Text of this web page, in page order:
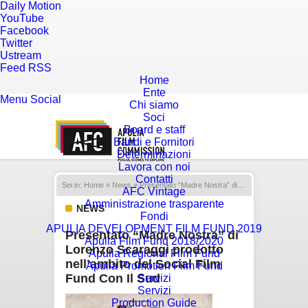
Daily Motion
YouTube
Facebook
Twitter
Ustream
Feed RSS
Home
Ente
Chi siamo
Soci
Board e staff
Bandi e Fornitori
Determinazioni
Lavora con noi
Contatti
AFC Vintage
Amministrazione trasparente
Fondi
APULIA DEVELOPMENT FILM FUND 2019
Apulia Film Fund 2018/2020
Apulia Regional Film Fund
Apulia Promotion Film Fund
Servizi
Servizi
Production Guide
Menu Social
Sei in: Home » News » Presentato “Madre Nostra” di Lorenzo Scaraggi prodotto nell’ambito del Social Film Fund Con Il Sud
NEWS
Presentato “Madre Nostra” di
Lorenzo Scaraggi prodotto
nell’ambito del Social Film
Fund Con Il Sud